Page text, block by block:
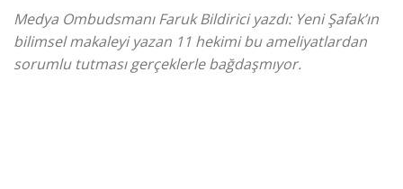
Medya Ombudsmanı Faruk Bildirici yazdı: Yeni Şafak’ın
bilimsel makaleyi yazan 11 hekimi bu ameliyatlardan
sorumlu tutması gerçeklerle bağdaşmıyor.